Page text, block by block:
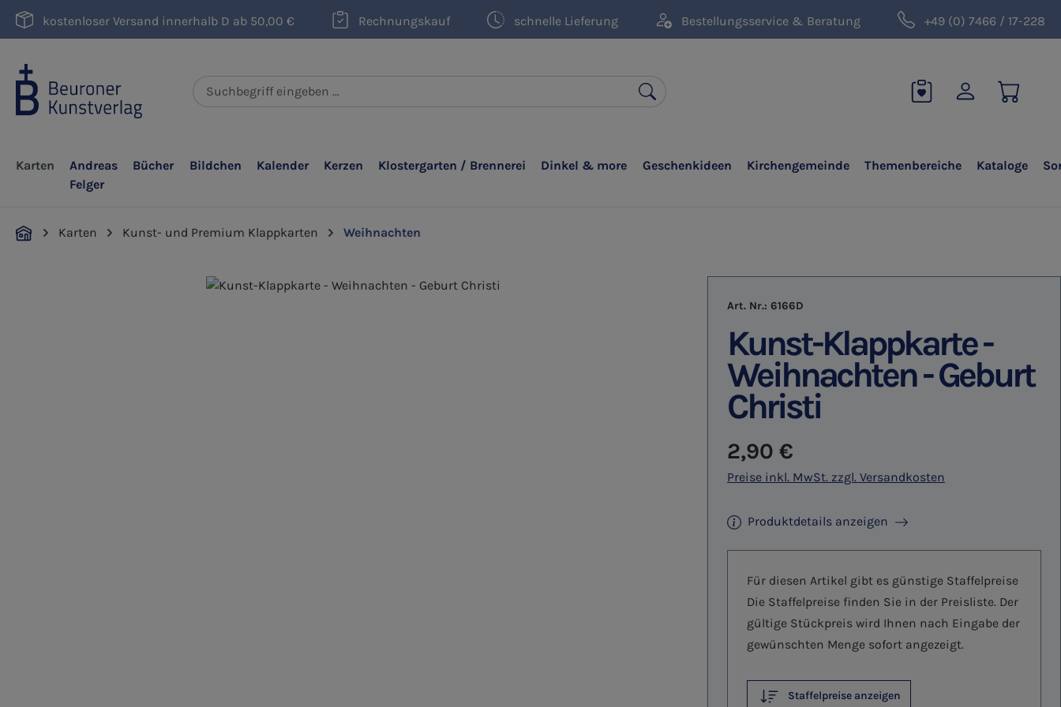
Hauptinhalt springen
Zur Suche springen
Zur Hauptnavigation springen
kostenloser Versand innerhalb D ab 50,00 € Rechnungskauf schnelle Lieferung Bestellungsservice & Beratung +49 (0) 7466 / 17-228
Karten
Andreas
Felger
Bücher Bildchen Kalender Kerzen Klostergarten / Brennerei Dinkel & more Geschenkideen Kirchengemeinde Themenbereiche Kataloge
Karten Kunst- und Premium Klappkarten Weihnachten
Art. Nr.: 6166D
Kunst-Klappkarte -
Weihnachten - Geburt
Christi
Regulärer Preis:
2,90 €
Preise inkl. MwSt. zzgl. Versandkosten
Produktdetails anzeigen
Für diesen Artikel gibt es günstige Staffelpreise
Die Staffelpreise finden Sie in der Preisliste. Der
gültige Stückpreis wird Ihnen nach Eingabe der
gewünschten Menge sofort angezeigt.
Staffelpreise anzeigen